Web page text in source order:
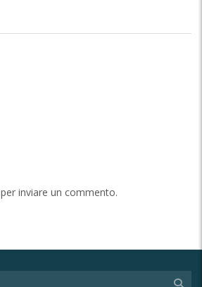
per inviare un commento.